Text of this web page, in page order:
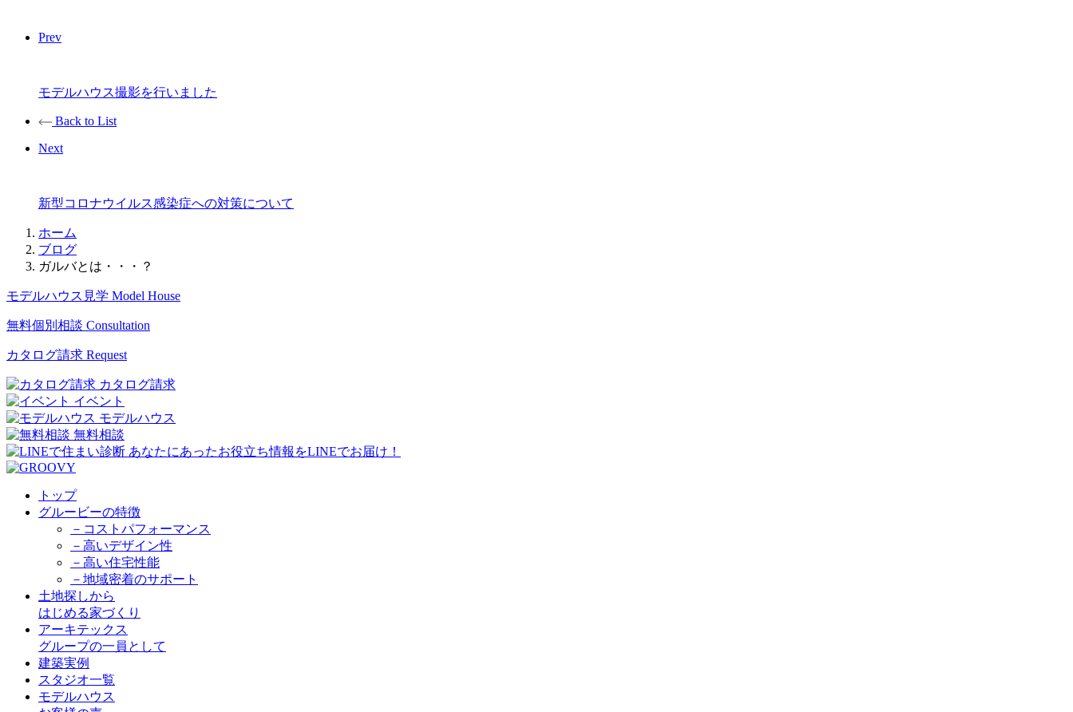
Prev
モデルハウス撮影を行いました
Back to List
Next
新型コロナウイルス感染症への対策について
ホーム
ブログ
ガルバとは・・・？
モデルハウス見学 Model House
無料個別相談 Consultation
カタログ請求 Request
カタログ請求
イベント
モデルハウス
無料相談
トップ
グルービーの特徴
－コストパフォーマンス
－高いデザイン性
－高い住宅性能
－地域密着のサポート
土地探しから
はじめる家づくり
アーキテックス
グループの一員として
建築実例
スタジオ一覧
モデルハウス